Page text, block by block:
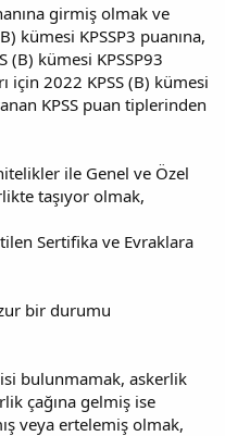
girmiş olmak ve
kümesi KPSSP3 puanına,
(B) kümesi KPSSP93
için 2022 KPSS (B) kümesi
KPSS puan tiplerinden
ile Genel ve Özel
taşıyor olmak,
Sertifika ve Evraklara
bir durumu
bulunmamak, askerlik
çağına gelmiş ise
veya ertelemiş olmak,